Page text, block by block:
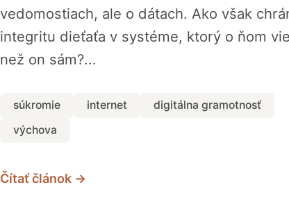
vedomostiach, ale o dátach. Ako však
integritu dieťaťa v systéme, ktorý o ňom
než on sám?...
súkromie internet
digitálna gramotnosť
výchova
Čítať článok →